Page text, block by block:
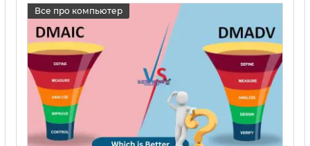
Все про компьютер